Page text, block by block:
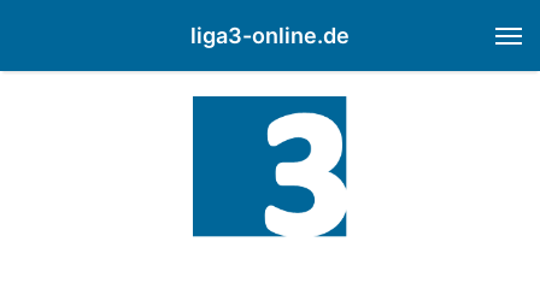
liga3-online.de